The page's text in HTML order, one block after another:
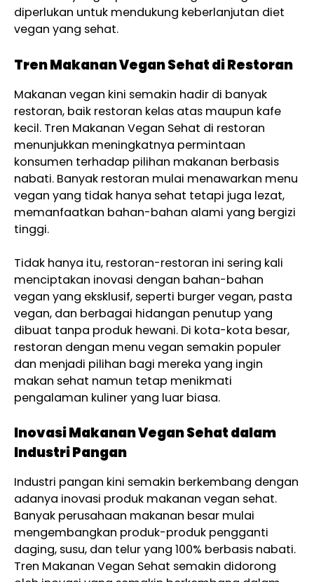
diperlukan untuk mendukung keberlanjutan diet
vegan yang sehat.
Tren Makanan Vegan Sehat di Restoran
Makanan vegan kini semakin hadir di banyak
restoran, baik restoran kelas atas maupun kafe
kecil. Tren Makanan Vegan Sehat di restoran
menunjukkan meningkatnya permintaan
konsumen terhadap pilihan makanan berbasis
nabati. Banyak restoran mulai menawarkan menu
vegan yang tidak hanya sehat tetapi juga lezat,
memanfaatkan bahan-bahan alami yang bergizi
tinggi.
Tidak hanya itu, restoran-restoran ini sering kali
menciptakan inovasi dengan bahan-bahan
vegan yang eksklusif, seperti burger vegan, pasta
vegan, dan berbagai hidangan penutup yang
dibuat tanpa produk hewani. Di kota-kota besar,
restoran dengan menu vegan semakin populer
dan menjadi pilihan bagi mereka yang ingin
makan sehat namun tetap menikmati
pengalaman kuliner yang luar biasa.
Inovasi Makanan Vegan Sehat dalam
Industri Pangan
Industri pangan kini semakin berkembang dengan
adanya inovasi produk makanan vegan sehat.
Banyak perusahaan makanan besar mulai
mengembangkan produk-produk pengganti
daging, susu, dan telur yang 100% berbasis nabati.
Tren Makanan Vegan Sehat semakin didorong